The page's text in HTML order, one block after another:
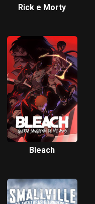
Rick e Morty
Bleach